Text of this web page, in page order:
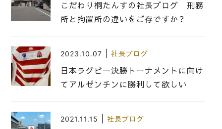
こだわり桐たんすの社長ブログ 刑務
所と拘置所の違いをご存ですか？
2023.10.07 社長ブログ
日本ラグビー決勝トーナメントに向け
てアルゼンチンに勝利して欲しい
2021.11.15 社長ブログ